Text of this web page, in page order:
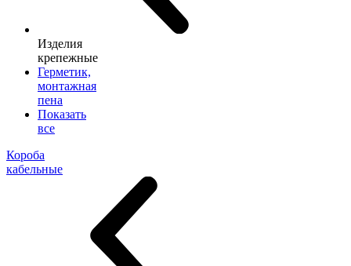
Изделия
крепежные
Герметик,
монтажная
пена
Показать
все
Короба
кабельные